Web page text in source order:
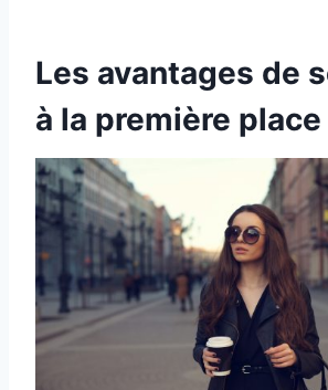
Les avantages de
à la première place